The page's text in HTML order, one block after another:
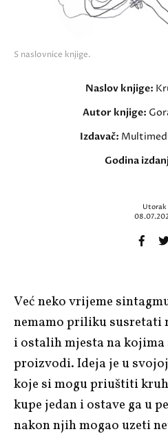
S naslovnice knjige.
Naslov knjige:
Autor knjige:
Izdavač:
Godina
Utorak
Već neko vrijeme
nemamo priliku susretati
i ostalih mjesta na
proizvodi. Ideja je u
koje si mogu priuštiti
kupe jedan i ostave ga u
nakon njih mogao uzeti